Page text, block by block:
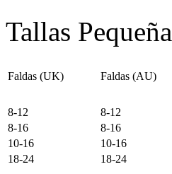
Tallas Pequeña
Faldas (UK) Faldas (AU)
8-12 8-12
8-16
8-16
10-16
10-16
18-24
18-24